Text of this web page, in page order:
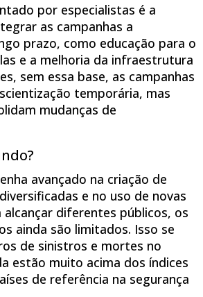
por especialistas é a
as campanhas a
prazo, como educação para o
e a melhoria da infraestrutura
sem essa base, as campanhas
temporária, mas
mudanças de
avançado na criação de
e no uso de novas
diferentes públicos, os
ainda são limitados. Isso se
de sinistros e mortes no
estão muito acima dos índices
de referência na segurança